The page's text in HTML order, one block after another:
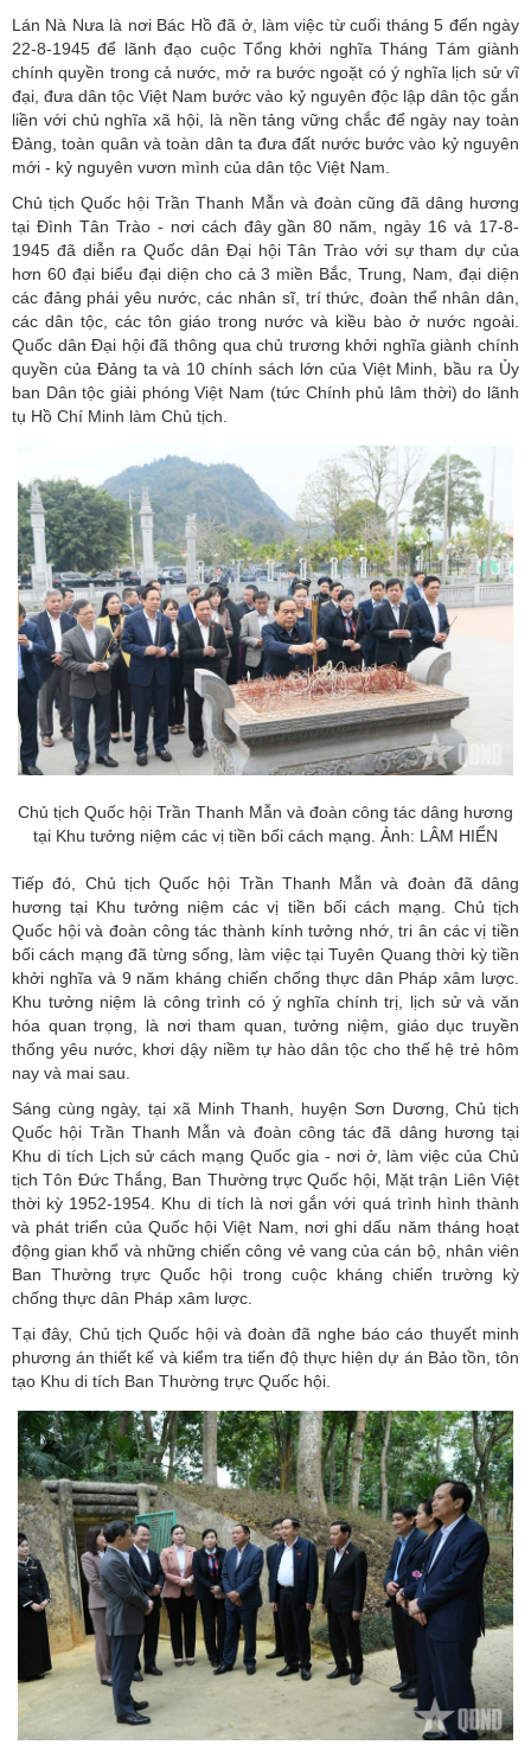
Lán Nà Nưa là nơi Bác Hồ đã ở, làm việc từ cuối tháng 5 đến ngày
22-8-1945 để lãnh đạo cuộc Tổng khởi nghĩa Tháng Tám giành
chính quyền trong cả nước, mở ra bước ngoặt có ý nghĩa lịch sử vĩ
đại, đưa dân tộc Việt Nam bước vào kỷ nguyên độc lập dân tộc gắn
liền với chủ nghĩa xã hội, là nền tảng vững chắc để ngày nay toàn
Đảng, toàn quân và toàn dân ta đưa đất nước bước vào kỷ nguyên
mới - kỷ nguyên vươn mình của dân tộc Việt Nam.
Chủ tịch Quốc hội Trần Thanh Mẫn và đoàn cũng đã dâng hương
tại Đình Tân Trào - nơi cách đây gần 80 năm, ngày 16 và 17-8-
1945 đã diễn ra Quốc dân Đại hội Tân Trào với sự tham dự của
hơn 60 đại biểu đại diện cho cả 3 miền Bắc, Trung, Nam, đại diện
các đảng phái yêu nước, các nhân sĩ, trí thức, đoàn thể nhân dân,
các dân tộc, các tôn giáo trong nước và kiều bào ở nước ngoài.
Quốc dân Đại hội đã thông qua chủ trương khởi nghĩa giành chính
quyền của Đảng ta và 10 chính sách lớn của Việt Minh, bầu ra Ủy
ban Dân tộc giải phóng Việt Nam (tức Chính phủ lâm thời) do lãnh
tụ Hồ Chí Minh làm Chủ tịch.
Chủ tịch Quốc hội Trần Thanh Mẫn và đoàn công tác dâng hương
tại Khu tưởng niệm các vị tiền bối cách mạng. Ảnh: LÂM HIỂN
Tiếp đó, Chủ tịch Quốc hội Trần Thanh Mẫn và đoàn đã dâng
hương tại Khu tưởng niệm các vị tiền bối cách mạng. Chủ tịch
Quốc hội và đoàn công tác thành kính tưởng nhớ, tri ân các vị tiền
bối cách mạng đã từng sống, làm việc tại Tuyên Quang thời kỳ tiền
khởi nghĩa và 9 năm kháng chiến chống thực dân Pháp xâm lược.
Khu tưởng niệm là công trình có ý nghĩa chính trị, lịch sử và văn
hóa quan trọng, là nơi tham quan, tưởng niệm, giáo dục truyền
thống yêu nước, khơi dậy niềm tự hào dân tộc cho thế hệ trẻ hôm
nay và mai sau.
Sáng cùng ngày, tại xã Minh Thanh, huyện Sơn Dương, Chủ tịch
Quốc hội Trần Thanh Mẫn và đoàn công tác đã dâng hương tại
Khu di tích Lịch sử cách mạng Quốc gia - nơi ở, làm việc của Chủ
tịch Tôn Đức Thắng, Ban Thường trực Quốc hội, Mặt trận Liên Việt
thời kỳ 1952-1954. Khu di tích là nơi gắn với quá trình hình thành
và phát triển của Quốc hội Việt Nam, nơi ghi dấu năm tháng hoạt
động gian khổ và những chiến công vẻ vang của cán bộ, nhân viên
Ban Thường trực Quốc hội trong cuộc kháng chiến trường kỳ
chống thực dân Pháp xâm lược.
Tại đây, Chủ tịch Quốc hội và đoàn đã nghe báo cáo thuyết minh
phương án thiết kế và kiểm tra tiến độ thực hiện dự án Bảo tồn, tôn
tạo Khu di tích Ban Thường trực Quốc hội.